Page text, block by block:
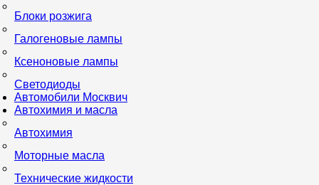
Блоки розжига
Галогеновые лампы
Ксеноновые лампы
Светодиоды
Автомобили Москвич
Автохимия и масла
Автохимия
Моторные масла
Технические жидкости